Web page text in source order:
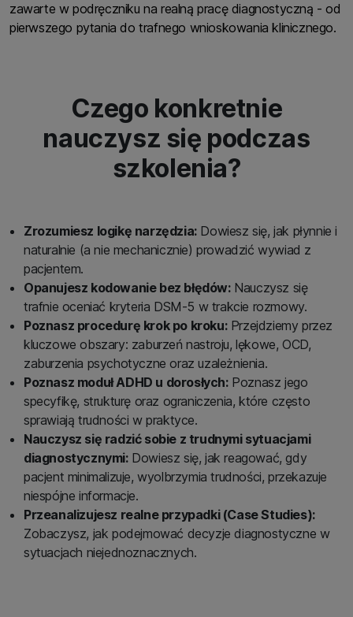
zawarte w podręczniku na realną pracę diagnostyczną - od
pierwszego pytania do trafnego wnioskowania klinicznego.
Czego konkretnie
nauczysz się podczas
szkolenia?
Zrozumiesz logikę narzędzia:Dowiesz się, jak płynnie i
naturalnie (a nie mechanicznie) prowadzić wywiad z
pacjentem.
Opanujesz kodowanie bez błędów:Nauczysz się
trafnie oceniać kryteria DSM-5 w trakcie rozmowy.
Poznasz procedurę krok po kroku:Przejdziemy przez
kluczowe obszary: zaburzeń nastroju, lękowe, OCD,
zaburzenia psychotyczne oraz uzależnienia.
Poznasz moduł ADHD u dorosłych:Poznasz jego
specyfikę, strukturę oraz ograniczenia, które często
sprawiają trudności w praktyce.
Nauczysz się radzić sobie z trudnymi sytuacjami
diagnostycznymi:Dowiesz się, jak reagować, gdy
pacjent minimalizuje, wyolbrzymia trudności, przekazuje
niespójne informacje.
Przeanalizujesz realne przypadki (Case Studies):
Zobaczysz, jak podejmować decyzje diagnostyczne w
sytuacjach niejednoznacznych.